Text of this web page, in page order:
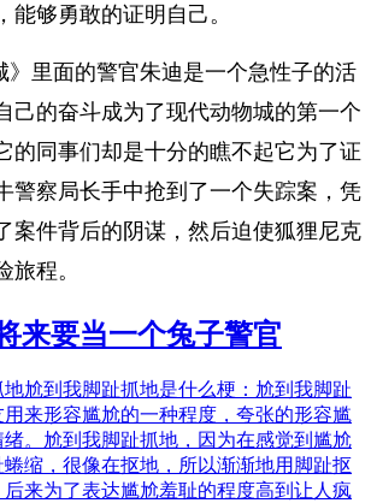
能够勇敢的证明自己。
》里面的警官朱迪是一个急性子的活
己的奋斗成为了现代动物城的第一个
的同事们却是十分的瞧不起它为了证
警察局长手中抢到了一个失踪案，凭
案件背后的阴谋，然后迫使狐狸尼克
旅程。
来要当一个兔子警官
地尬到我脚趾抓地是什么梗：尬到我脚趾
来形容尴尬的一种程度，夸张的形容尴
。尬到我脚趾抓地，因为在感觉到尴尬
缩，很像在抠地，所以渐渐地用脚趾抠
来为了表达尴尬羞耻的程度高到让人疯